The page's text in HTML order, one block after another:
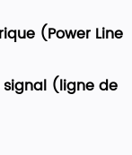
(Power Line
(ligne de